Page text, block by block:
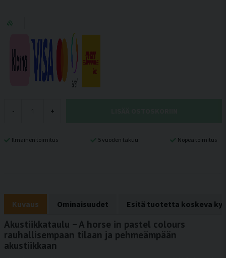
- +
Ilmainen toimitus 5 vuoden takuu Nopea toimitus
Kuvaus Ominaisuudet Esitä tuotetta koskeva
Akustiikkataulu – A horse in pastel colours
rauhallisempaan tilaan ja pehmeämpään
akustiikkaan